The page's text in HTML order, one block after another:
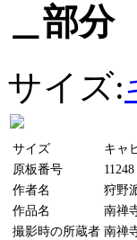
＿部分
サイズ:
サイズ
キャ
原板番号
11248
作者名
狩野
作品名
南禅
撮影時の所蔵者 南禅